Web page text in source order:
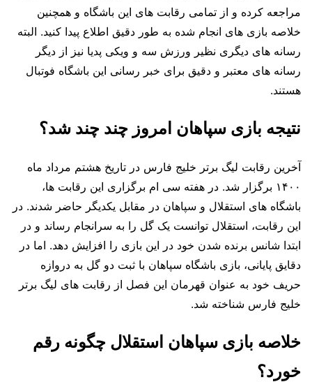
مراجعه کرده و از تمامی رقابت های این باشگاه و همچنین
خلاصه بازی های انجام شده به طور دقیق اطلاع پیدا کنید. البته
رسانه های دیگری نظیر ورزش سه و ویکی پدیا نیز از دیگر
رسانه های معتبر و دقیق برای خبر رسانی این باشگاه فوتبال
هستند.
نتیجه بازی سپاهان امروز چند چند شد؟
آخرین رقابت لیگ برتر خلیج فارس در تاریخ هشتم مرداد ماه
۱۴۰۰ برگزار شد. در هفته سی ام برگزاری این رقابت ها،
باشگاه های استقلال و سپاهان در مقابل یکدیگر حاضر شدند. در
این رقابت، استقلال توانست یک گل را به سرانجام رساند و در
ابتدا شانس برنده شدن خود در این بازی را افزایش دهد. اما در
دقایق پایانی، بازی باشگاه سپاهان با ثبت دو گل به دروازه
حریف خود به عنوان قهرمان این فصل از رقابت های لیگ برتر
خلیج فارس شناخته شد.
خلاصه بازی سپاهان استقلال چگونه رقم
خورد؟